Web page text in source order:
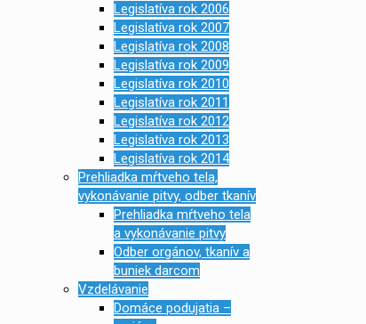
Legislatíva rok 2006
Legislatíva rok 2007
Legislatíva rok 2008
Legislatíva rok 2009
Legislatíva rok 2010
Legislatíva rok 2011
Legislatíva rok 2012
Legislatíva rok 2013
Legislatíva rok 2014
Prehliadka mŕtveho tela,
vykonávanie pitvy, odber tkanív
Prehliadka mŕtveho tela
a vykonávanie pitvy
Odber orgánov, tkanív a
buniek darcom
Vzdelávanie
Domáce podujatia –